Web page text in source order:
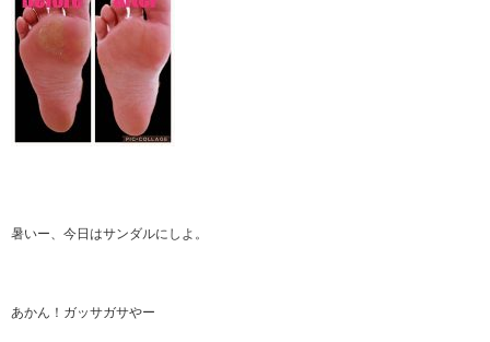
暑いー、今日はサンダルにしよ。⁡
あかん！ガッサガサやー